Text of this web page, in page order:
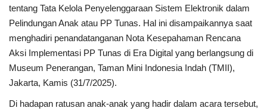
English INDONESIA INDONESIA
tentang Tata Kelola Penyelenggaraan Sistem Elektronik dalam
Pelindungan Anak atau PP Tunas. Hal ini disampaikannya saat
menghadiri penandatanganan Nota Kesepahaman Rencana
Aksi Implementasi PP Tunas di Era Digital yang berlangsung di
Museum Penerangan, Taman Mini Indonesia Indah (TMII),
Jakarta, Kamis (31/7/2025).
Di hadapan ratusan anak-anak yang hadir dalam acara tersebut,